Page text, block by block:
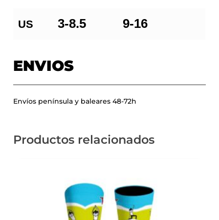
US 3-8.5 9-16
ENVIOS
Envíos península y baleares 48-72h
Productos relacionados